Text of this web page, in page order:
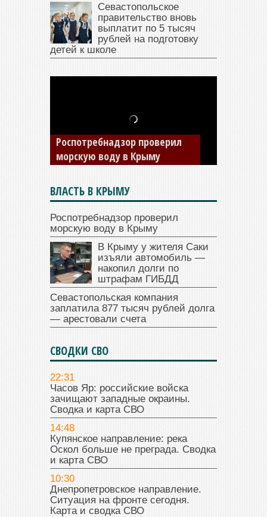
Севастопольское
правительство вновь
выплатит по 5 тысяч
рублей на подготовку
детей к школе
В Крыму у жителя Саки
изъяли автомобиль —
накопил долги по штрафам
ГИБДД
ВЛАСТЬ В КРЫМУ
Роспотребнадзор проверил
морскую воду в Крыму
В Крыму у жителя Саки
изъяли автомобиль —
накопил долги по
штрафам ГИБДД
Севастопольская компания
заплатила 877 тысяч рублей долга
— арестовали счета
СВОДКИ СВО
22:31
Часов Яр: российские войска
зачищают западные окраины.
Сводка и карта СВО
14:48
Купянское направление: река
Оскол больше не преграда. Сводка
и карта СВО
10:30
Днепропетровское направление.
Ситуация на фронте сегодня.
Карта и сводка СВО